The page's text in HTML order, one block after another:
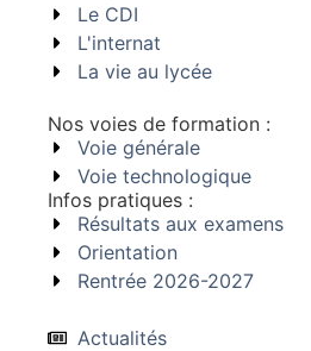
Le CDI
L'internat
La vie au lycée
Nos voies de formation :
Voie générale
Voie technologique
Infos pratiques :
Résultats aux examens
Orientation
Rentrée 2026-2027
Actualités